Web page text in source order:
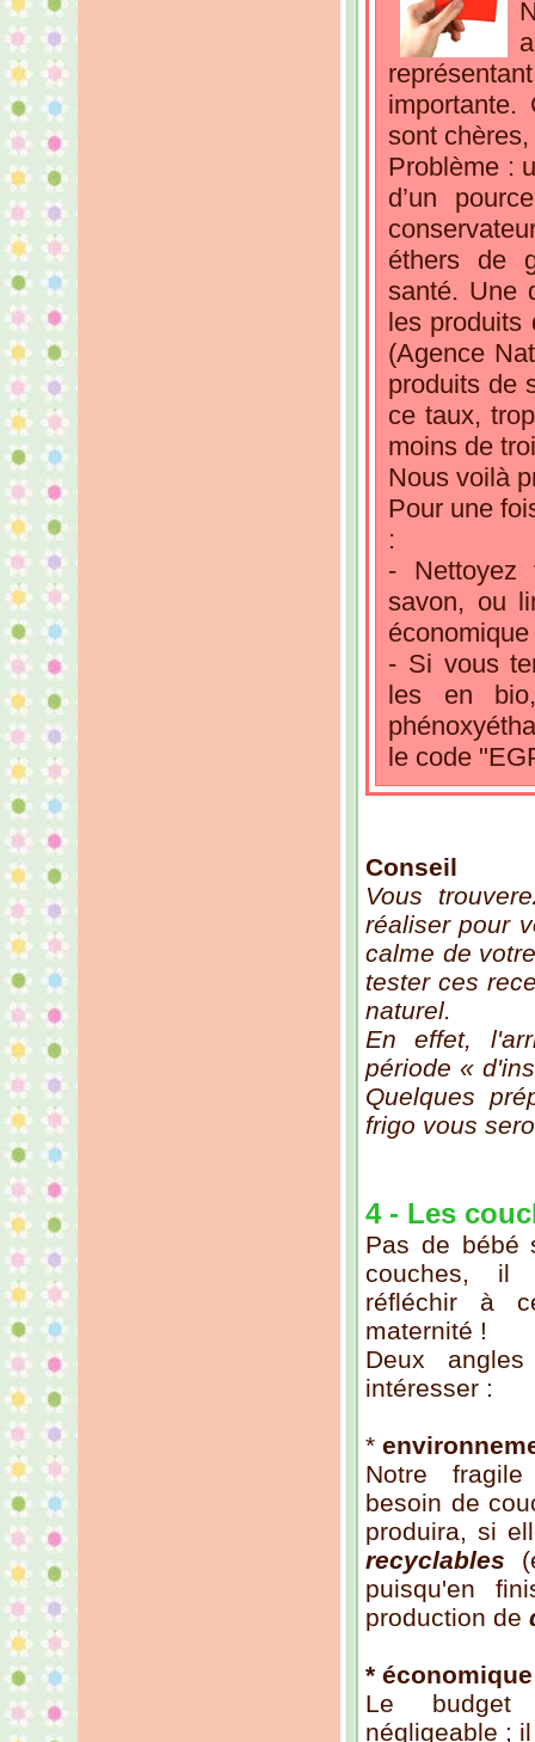
importante.
sont
Problème :
d’un
éthers de
santé. Une
les produits
(Agence
produits de
ce taux,
moins de
Nous voilà
Pour une
:
- Nettoyez
savon, ou
- Si vous
les en
le code
Conseil
Vous
réaliser pour
calme de
tester ces
naturel.
En effet,
période «
Quelques
frigo vous
4 - Les
Pas de bébé
couches, il
réfléchir à
maternité !
Deux
intéresser :
*
Notre
besoin de
produira, si
recyclables
puisqu'en
production de
* économique
Le
négligeable ;